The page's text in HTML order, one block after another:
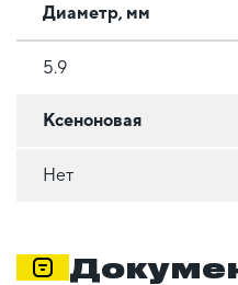
Диаметр, мм
5.9
Ксеноновая
Нет